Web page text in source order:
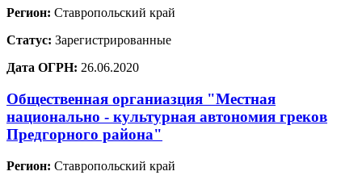
Регион: Ставропольский край
Статус: Зарегистрированные
Дата ОГРН: 26.06.2020
Общественная органиазция "Местная
национально - культурная автономия греков
Предгорного района"
Регион: Ставропольский край